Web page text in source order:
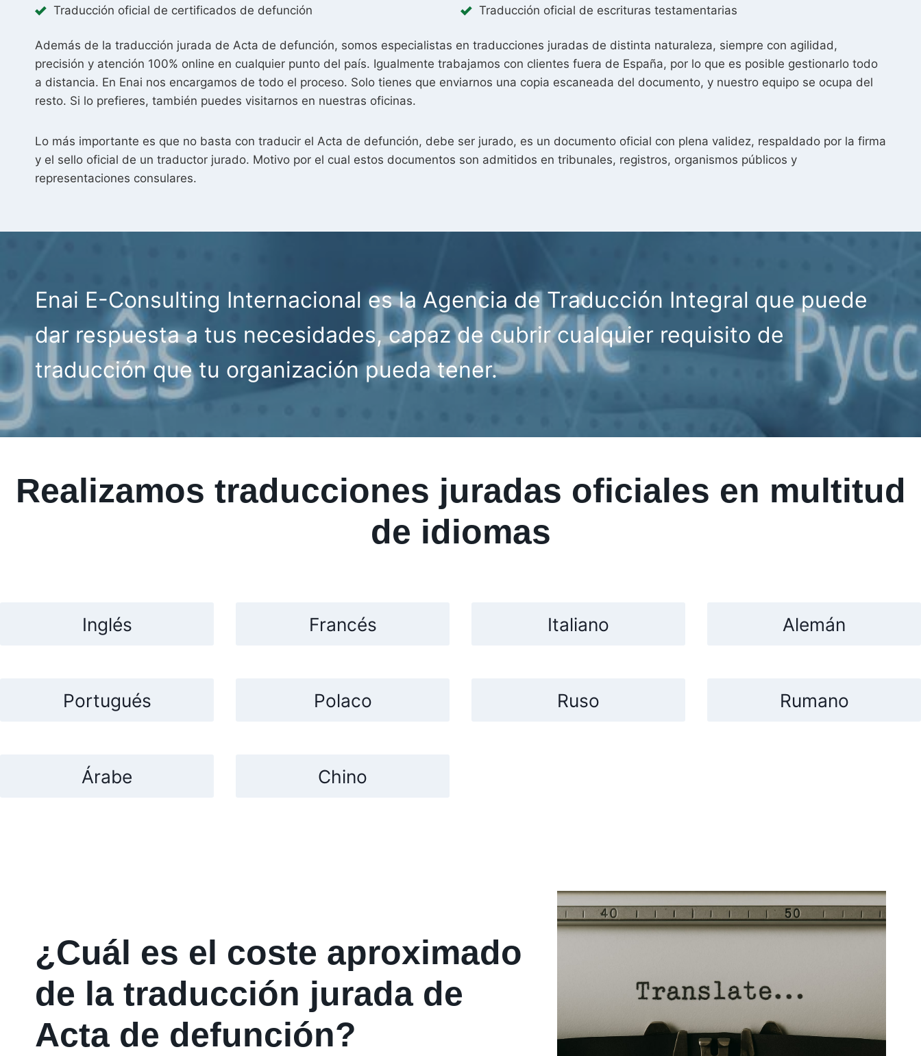
Traducción oficial de certificados de defunción
Traducción oficial de escrituras testamentarias
Además de la traducción jurada de Acta de defunción, somos especialistas en traducciones juradas de distinta naturaleza, siempre con agilidad,
precisión y atención 100% online en cualquier punto del país. Igualmente trabajamos con clientes fuera de España, por lo que es posible gestionarlo todo
a distancia. En Enai nos encargamos de todo el proceso. Solo tienes que enviarnos una copia escaneada del documento, y nuestro equipo se ocupa del
resto. Si lo prefieres, también puedes visitarnos en nuestras oficinas.
Lo más importante es que no basta con traducir el Acta de defunción, debe ser jurado, es un documento oficial con plena validez, respaldado por la firma
y el sello oficial de un traductor jurado. Motivo por el cual estos documentos son admitidos en tribunales, registros, organismos públicos y
representaciones consulares.
Enai E-Consulting Internacional es la Agencia de Traducción Integral que puede
dar respuesta a tus necesidades, capaz de cubrir cualquier requisito de
traducción que tu organización pueda tener.
Realizamos traducciones juradas oficiales en multitud
de idiomas
Inglés Francés Italiano Alemán
Portugués Polaco Ruso Rumano
Árabe Chino
¿Cuál es el coste aproximado
de la traducción jurada de
Acta de defunción?